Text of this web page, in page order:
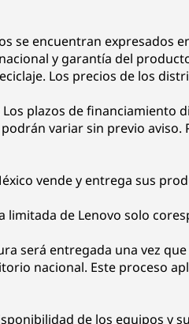
se encuentran expresados
y garantía del
Los precios de los
Los plazos de financiamiento
variar sin previo
vende y entrega sus
limitada de Lenovo solo
será entregada una vez
nacional. Este proceso
de los equipos y